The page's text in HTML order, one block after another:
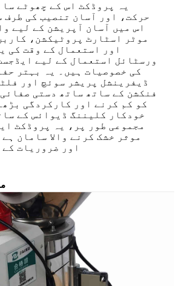
یہ پروڈکٹ اس کے چھوٹے
حرکت، اور آسان تنصیب کی طرف
اس میں آسان آپریشن کے لیے
موٹر اسٹارٹ پروٹیکشن،
اور استعمال کے وقت کی
ورسٹائل استعمال کے لیے
کی خصوصیات ہیں۔ یہ بہتر
ڈیفرینشل پریشر سوئچ اور
فنکشن کے ساتھ ساتھ دستی
کو کم کرنے اور کارکردگی
خودکار کلیننگ ڈیوائس کے
مجموعی طور پر، یہ پروڈکٹ
موثر خشک کرنے والا سامان ہے
اور ضروریات